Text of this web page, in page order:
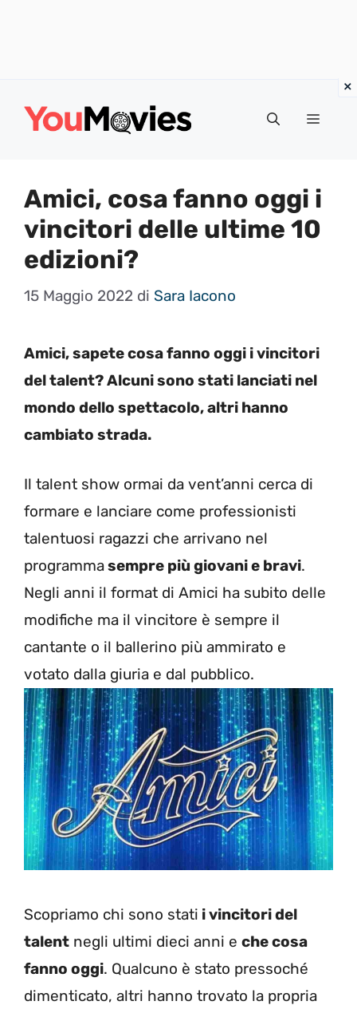
Menu
Amici, cosa fanno oggi i
vincitori delle ultime 10
edizioni?
15 Maggio 2022 di Sara Iacono
Amici, sapete cosa fanno oggi i vincitori
del talent? Alcuni sono stati lanciati nel
mondo dello spettacolo, altri hanno
cambiato strada.
Il talent show ormai da vent’anni cerca di
formare e lanciare come professionisti
talentuosi ragazzi che arrivano nel
programmasempre più giovani e bravi.
Negli anni il format di Amici ha subito delle
modifiche ma il vincitore è sempre il
cantante o il ballerino più ammirato e
votato dalla giuria e dal pubblico.
Scopriamo chi sono stati i vincitori del
talent negli ultimi dieci anni e che cosa
fanno oggi. Qualcuno è stato pressoché
dimenticato, altri hanno trovato la propria